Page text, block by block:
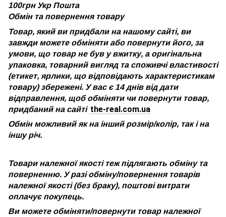
100грн Укр Пошта
Обмін та повернення товару
Товар, який ви придбали на нашому сайті, ви
завжди можете обміняти або повернути його, за
умови, що товар не був у вжитку, а оригінальна
упаковка, товарний вигляд та споживчі властивості
(етикет, ярлики, що відповідають характеристикам
товару) збережені. У вас є 14 днів від дати
відправлення, щоб обміняти чи повернути товар,
придбаний на сайті the-real.com.ua
Обмін можливий як на інший розмір/колір, так і на
іншу річ.
Товари належної якості теж підлягають обміну та
поверненню. У разі обміну/повернення товарів
належної якості (без браку), поштові витрати
оплачує покупець.
Ви можете обміняти/повернути товар належної